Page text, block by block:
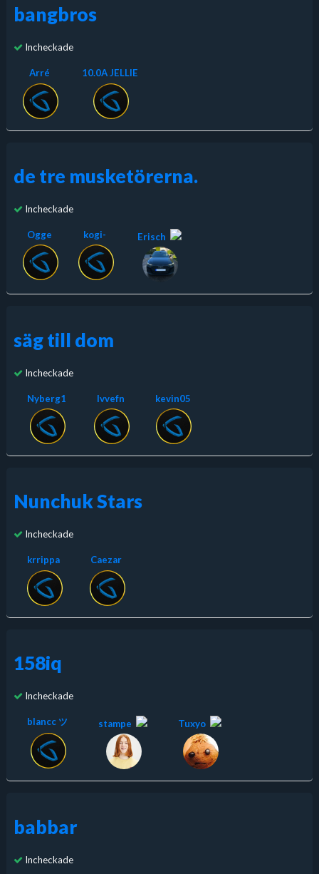
bangbros
Incheckade
Arré 10.0A JELLIE
de tre musketörerna.
Incheckade
Ogge kogi- Erisch
säg till dom
Incheckade
Nyberg1 Ivvefn kevin05
Nunchuk Stars
Incheckade
krrippa Caezar
158iq
Incheckade
blancc ツ stampe Tuxyo
babbar
Incheckade